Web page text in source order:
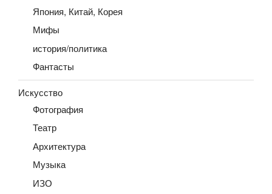
Япония, Китай, Корея
Мифы
история/политика
Фантасты
Искусство
Фотография
Театр
Архитектура
Музыка
ИЗО